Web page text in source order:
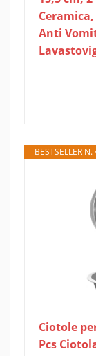
Anti
BESTSELLER N.
Ciotole
Pcs